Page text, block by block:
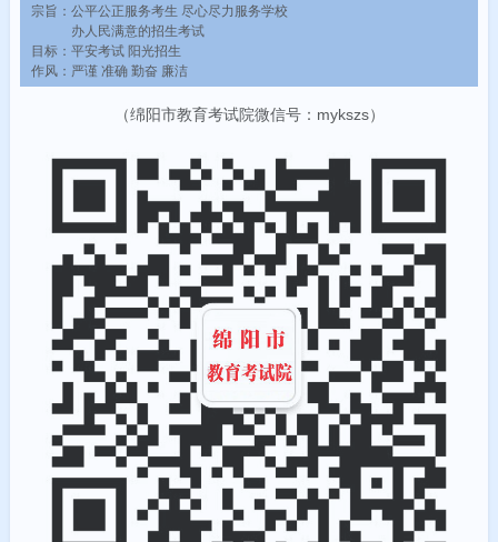
宗旨：公平公正服务考生 尽心尽力服务学校
办人民满意的招生考试
目标：平安考试 阳光招生
作风：严谨 准确 勤奋 廉洁
（绵阳市教育考试院微信号：mykszs）